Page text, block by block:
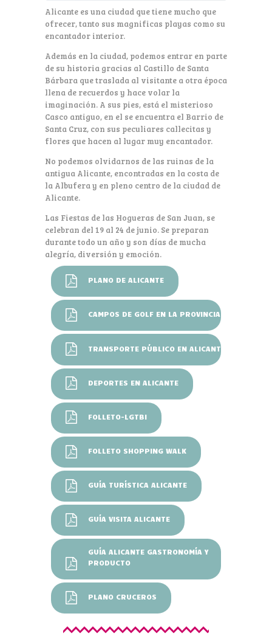
Alicante es una ciudad que tiene mucho que
ofrecer, tanto sus magnificas playas como su
encantador interior.
Además en la ciudad, podemos entrar en parte
de su historia gracias al Castillo de Santa
Bárbara que traslada al visitante a otra época
llena de recuerdos y hace volar la
imaginación. A sus pies, está el misterioso
Casco antiguo, en el se encuentra el Barrio de
Santa Cruz, con sus peculiares callecitas y
flores que hacen al lugar muy encantador.
No podemos olvidarnos de las ruinas de la
antigua Alicante, encontradas en la costa de
la Albufera y en pleno centro de la ciudad de
Alicante.
Las Fiestas de las Hogueras de San Juan, se
celebran del 19 al 24 de junio. Se preparan
durante todo un año y son días de mucha
alegría, diversión y emoción.
PLANO DE ALICANTE
CAMPOS DE GOLF EN LA PROVINCIA
TRANSPORTE PÚBLICO EN ALICANTE
DEPORTES EN ALICANTE
FOLLETO-LGTBI
FOLLETO SHOPPING WALK
GUÍA TURÍSTICA ALICANTE
GUÍA VISITA ALICANTE
GUÍA ALICANTE GASTRONOMÍA Y
PRODUCTO
PLANO CRUCEROS